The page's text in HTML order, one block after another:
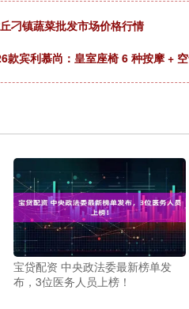
刁镇蔬菜批发市场价格行情
款宾利慕尚：皇室座椅 6 种按摩 +
宝贷配资 中央政法委最新榜单发
布，3位医务人员上榜！